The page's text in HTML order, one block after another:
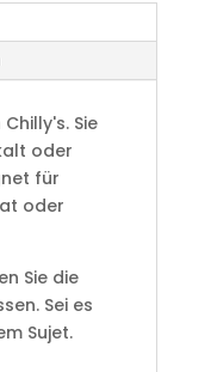
Sie
oder
für
oder
Sie die
Sei es
Sujet.